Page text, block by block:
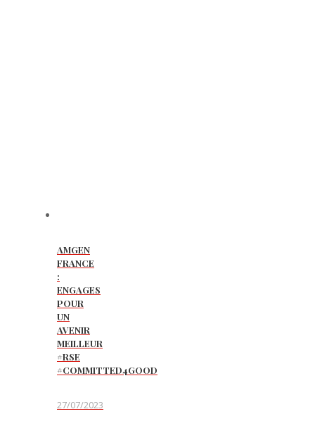
AMGEN
FRANCE
:
ENGAGES
POUR
UN
AVENIR
MEILLEUR
#RSE
#COMMITTED4GOOD
27/07/2023